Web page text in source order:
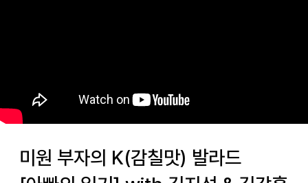
미원 부자의 K(감칠맛) 발라드